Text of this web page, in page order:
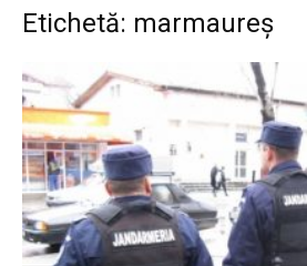
Etichetă: marmaureș